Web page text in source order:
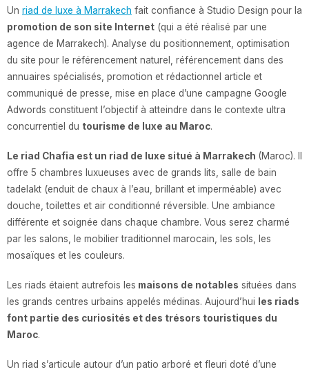
Un riad de luxe à Marrakech fait confiance à Studio Design pour la
promotion de son site Internet (qui a été réalisé par une
agence de Marrakech). Analyse du positionnement, optimisation
du site pour le référencement naturel, référencement dans des
annuaires spécialisés, promotion et rédactionnel article et
communiqué de presse, mise en place d’une campagne Google
Adwords constituent l’objectif à atteindre dans le contexte ultra
concurrentiel du tourisme de luxe au Maroc.
Le riad Chafia est un riad de luxe situé à Marrakech (Maroc). Il
offre 5 chambres luxueuses avec de grands lits, salle de bain
tadelakt (enduit de chaux à l’eau, brillant et imperméable) avec
douche, toilettes et air conditionné réversible. Une ambiance
différente et soignée dans chaque chambre. Vous serez charmé
par les salons, le mobilier traditionnel marocain, les sols, les
mosaïques et les couleurs.
Les riads étaient autrefois les maisons de notables situées dans
les grands centres urbains appelés médinas. Aujourd’hui
les riads
font partie des curiosités et des trésors touristiques du
Maroc.
Un riad s’articule autour d’un patio arboré et fleuri doté d’une